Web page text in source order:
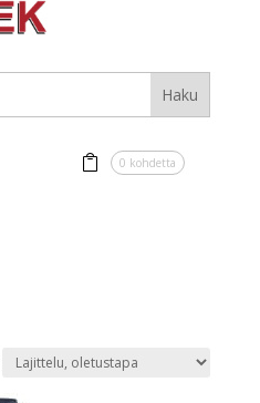
0 kohdetta